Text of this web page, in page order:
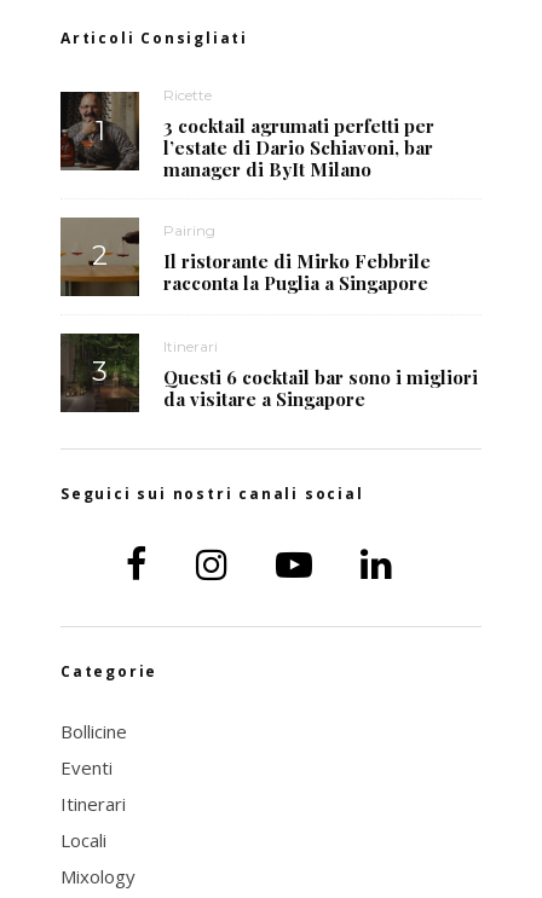
Articoli Consigliati
Ricette
3 cocktail agrumati perfetti per
l’estate di Dario Schiavoni, bar
manager di ByIt Milano
Pairing
Il ristorante di Mirko Febbrile
racconta la Puglia a Singapore
Itinerari
Questi 6 cocktail bar sono i migliori
da visitare a Singapore
Seguici sui nostri canali social
Categorie
Bollicine
Eventi
Itinerari
Locali
Mixology